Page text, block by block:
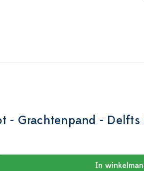
- Grachtenpand -
In